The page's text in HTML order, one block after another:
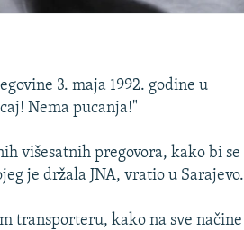
3. maja 1992. godine u
Nema pucanja!"
višesatnih pregovora, kako bi se
je držala JNA, vratio u Sarajevo.
transporteru, kako na sve načine